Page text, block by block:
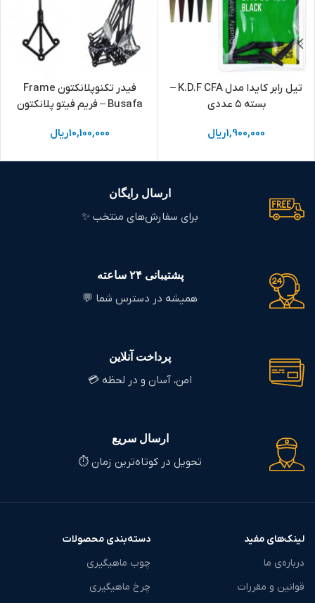
تیل رابر کایدا مدل K.D.F CFA –
بسته ۵ عددی
1,900,000ریال
فیدر تکنوپلانکتون Frame
Busafa – فریم فیتو پلانکتون
10,100,000ریال
ارسال رایگان
برای سفارش‌های منتخب ✨
پشتیبانی ۲۴ ساعته
همیشه در دسترس شما 💬
پرداخت آنلاین
امن، آسان و در لحظه 💳
ارسال سریع
تحویل در کوتاه‌ترین زمان ⏱️
لینک‌های مفید
درباره‌ی ما
قوانین و مقررات
دسته‌بندی محصولات
چوب ماهیگیری
چرخ ماهیگیری